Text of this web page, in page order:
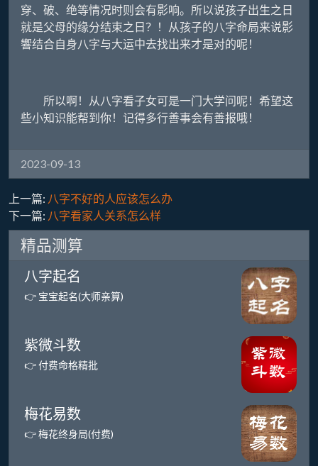
穿、破、绝等情况时则会有影响。所以说孩子出生之日
就是父母的缘分结束之日？！从孩子的八字命局来说影
響结合自身八字与大运中去找出来才是对的呢！
所以啊！从八字看子女可是一门大学问呢！希望这
些小知识能帮到你！记得多行善事会有善报哦！
2023-09-13
上一篇: 八字不好的人应该怎么办
下一篇: 八字看家人关系怎么样
精品测算
八字起名
👉 宝宝起名(大师亲算)
紫微斗数
👉 付费命格精批
梅花易数
👉 梅花终身局(付费)